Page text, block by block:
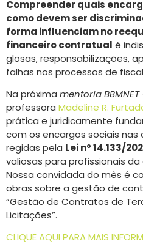
Compreender quais
como devem ser
forma influenciam no
financeiro contratual é
glosas, responsabilizações,
falhas nos processos de
Na próxima mentoria
professora Madeline R.
prática e juridicamente
com os encargos sociais
regidas pela Lei nº 14.133/
valiosas para profissionais
Nossa convidada do mês é
obras sobre a gestão de
“Gestão de Contratos de
Licitações”.
CLIQUE AQUI PARA MAIS